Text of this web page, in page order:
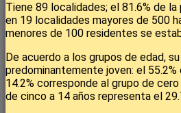
Tiene 89 localidades; el 81.6% de
en 19 localidades mayores de 500
menores de 100 residentes se
De acuerdo a los grupos de edad,
predominantemente joven: el 55.2%
14.2% corresponde al grupo de
de cinco a 14 años representa el